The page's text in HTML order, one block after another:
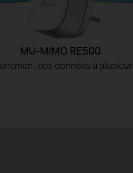
MU-MIMO RE500
des données à